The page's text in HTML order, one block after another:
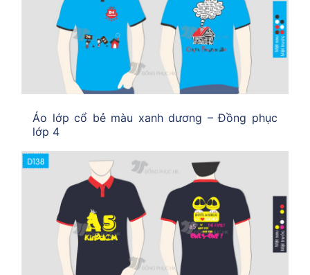
Áo lớp cổ bẻ màu xanh dương – Đồng phục
lớp 4